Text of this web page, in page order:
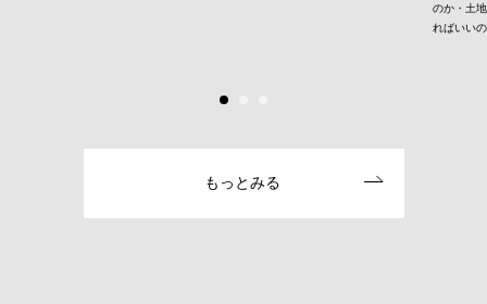
のか・土
ればいい
もっとみる